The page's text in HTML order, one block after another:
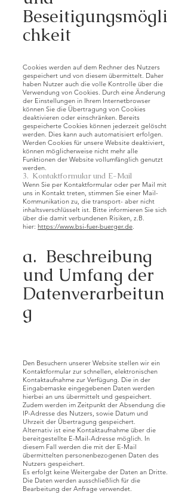
Beseitigungsmögli
chkeit
Cookies werden auf dem Rechner des Nutzers
gespeichert und von diesem übermittelt. Daher
haben Nutzer auch die volle Kontrolle über die
Verwendung von Cookies. Durch eine Änderung
der Einstellungen in Ihrem Internetbrowser
können Sie die Übertragung von Cookies
deaktivieren oder einschränken. Bereits
gespeicherte Cookies können jederzeit gelöscht
werden. Dies kann auch automatisiert erfolgen.
Werden Cookies für unsere Website deaktiviert,
können möglicherweise nicht mehr alle
Funktionen der Website vollumfänglich genutzt
werden.
3. Kontaktformular und E-Mail
Wenn Sie per Kontaktformular oder per Mail mit
uns in Kontakt treten, stimmen Sie einer Mail-
Kommunikation zu, die transport- aber nicht
inhaltsverschlüsselt ist. Bitte informieren Sie sich
über die damit verbundenen Risiken, z.B.
hier: https://www.bsi-fuer-buerger.de.
a. Beschreibung
und Umfang der
Datenverarbeitun
g
Den Besuchern unserer Website stellen wir ein
Kontaktformular zur schnellen, elektronischen
Kontaktaufnahme zur Verfügung. Die in der
Eingabemaske eingegebenen Daten werden
hierbei an uns übermittelt und gespeichert.
Zudem werden im Zeitpunkt der Absendung die
IP-Adresse des Nutzers, sowie Datum und
Uhrzeit der Übertragung gespeichert.
Alternativ ist eine Kontaktaufnahme über die
bereitgestellte E-Mail-Adresse möglich. In
diesem Fall werden die mit der E-Mail
übermittelten personenbezogenen Daten des
Nutzers gespeichert.
Es erfolgt keine Weitergabe der Daten an Dritte.
Die Daten werden ausschließlich für die
Bearbeitung der Anfrage verwendet.